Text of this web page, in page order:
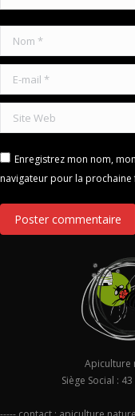
Nom *
E-mail *
Site Web
Enregistrez mon nom,
navigateur pour la
Poster commentaire
Apiculture
Siège Social :